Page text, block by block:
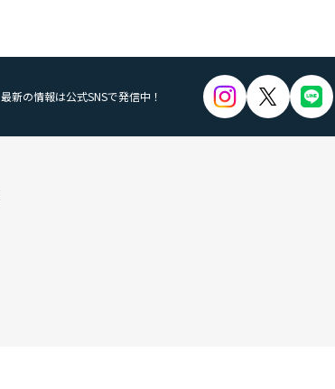
最新の情報は公式SNSで発信中！